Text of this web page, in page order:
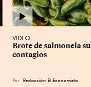
VIDEO
Brote de salmonela
contagios
Por Redacción El Economista